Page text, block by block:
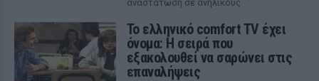
αναστάτωση σε ανήλικους
Το ελληνικό comfort TV έχει
όνομα: Η σειρά που
εξακολουθεί να σαρώνει στις
επαναλήψεις